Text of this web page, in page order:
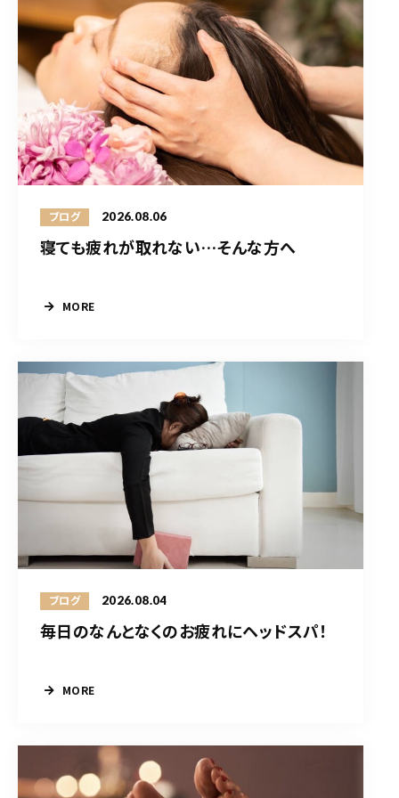
ブログ 2026.08.06
寝ても疲れが取れない…そんな方へ
MORE
ブログ 2026.08.04
毎日のなんとなくのお疲れにヘッドスパ！
MORE